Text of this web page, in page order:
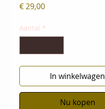
€ 29,00Prijs
Aantal *
In winkelwagen
Nu kopen